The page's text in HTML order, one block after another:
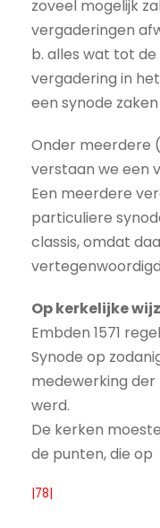
zoveel mogelijk
vergaderingen
b. alles wat tot
vergadering in
een synode
Onder meerdere
verstaan we een
Een meerdere
particuliere
classis, omdat
Op kerkelijke
Embden 1571
Synode op
medewerking
werd.
De kerken
de punten, die op
|78|